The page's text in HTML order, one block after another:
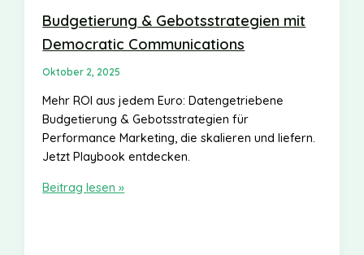
Communications
Budgetierung & Gebotsstrategien mit
Democratic Communications
Oktober 2, 2025
Mehr ROI aus jedem Euro: Datengetriebene
Budgetierung & Gebotsstrategien für
Performance Marketing, die skalieren und liefern.
Jetzt Playbook entdecken.
Budgetierung
Beitrag lesen »